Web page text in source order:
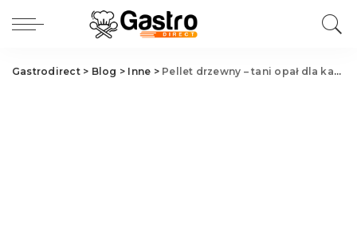
Gastrodirect> Blog > Inne > Pellet drzewny – tani opał dla każdego?